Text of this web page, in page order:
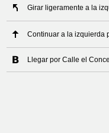
Girar ligeramente a la
Continuar a la izquierda
Llegar por Calle el